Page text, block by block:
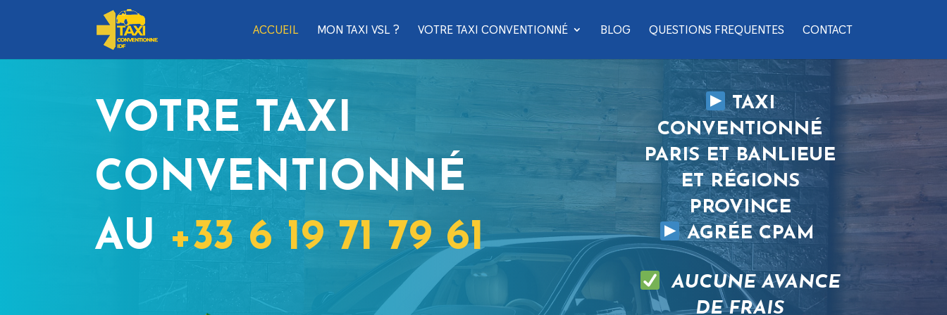
ACCUEIL MON TAXI VSL ? VOTRE TAXI CONVENTIONNÉ BLOG QUESTIONS FREQUENTES CONTACT
VOTRE TAXI
CONVENTIONNÉ
AU +33 6 19 71 79 61
TAXI
CONVENTIONNÉ
PARIS ET BANLIEUE
ET RÉGIONS
PROVINCE
AGRÉE CPAM
AUCUNE AVANCE
DE FRAIS